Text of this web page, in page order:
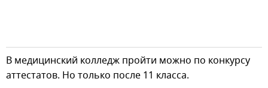
В медицинский колледж пройти можно по конкурсу
аттестатов. Но только после 11 класса.